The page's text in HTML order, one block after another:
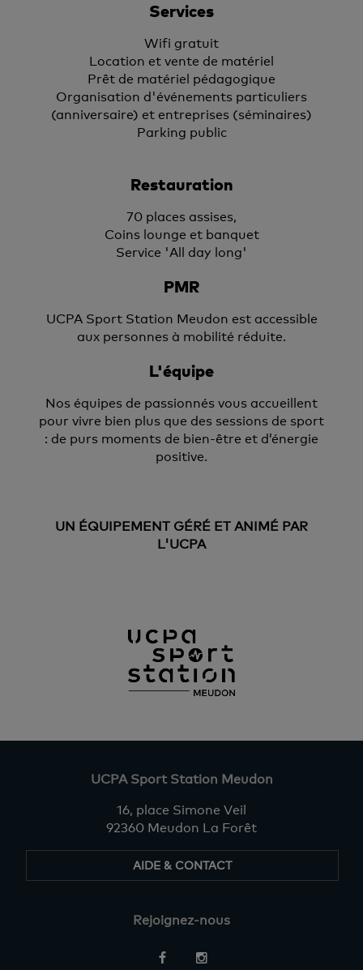
Services
Wifi gratuit
Location et vente de matériel
Prêt de matériel pédagogique
Organisation d'événements particuliers
(anniversaire) et entreprises (séminaires)
Parking public
Restauration
70 places assises,
Coins lounge et banquet
Service 'All day long'
PMR
UCPA Sport Station Meudon est accessible
aux personnes à mobilité réduite.
L'équipe
Nos équipes de passionnés vous accueillent
pour vivre bien plus que des sessions de sport
: de purs moments de bien-être et d’énergie
positive.
UN ÉQUIPEMENT GÉRÉ ET ANIMÉ PAR
L'UCPA
UCPA Sport Station Meudon
16, place Simone Veil
92360 Meudon La Forêt
AIDE & CONTACT
Rejoignez-nous